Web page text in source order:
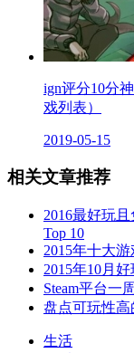
ign评分10分
戏列表）
2019-05-15
相关文章推荐
2016最好玩
Top 10
2015年十大
2015年10月
Steam平台一
盘点可玩性
生活